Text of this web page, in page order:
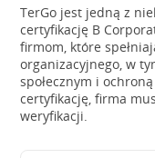
TerGo jest jedną z
certyfikację B
firmom, które
organizacyjnego, w
społecznym i
certyfikację, firma
weryfikacji.